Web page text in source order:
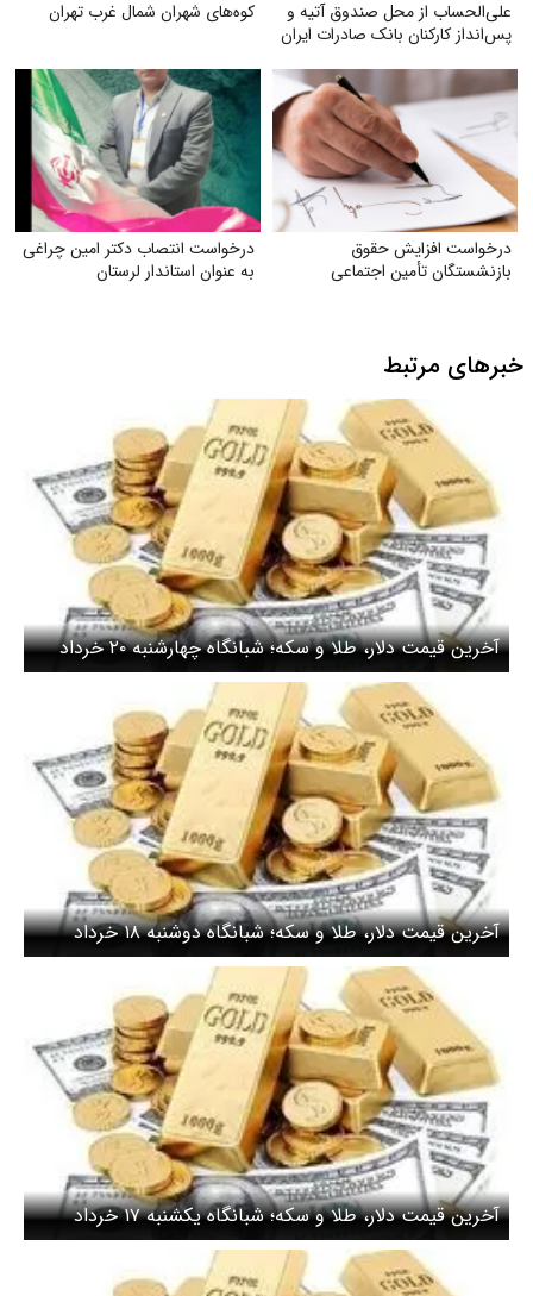
علی‌الحساب از محل صندوق آتیه و
پس‌انداز کارکنان بانک صادرات ایران
کوه‌های شهران شمال غرب تهران
درخواست افزایش حقوق
بازنشستگان تأمین اجتماعی
درخواست انتصاب دکتر امین چراغی
به عنوان استاندار لرستان
خبرهای مرتبط
آخرین قیمت دلار، طلا و سکه؛ شبانگاه چهارشنبه ۲۰ خرداد
۱۴۰۵/ قیمت دلار دوباره صعودی شد
آخرین قیمت دلار، طلا و سکه؛ شبانگاه دوشنبه ۱۸ خرداد
۱۴۰۵/ واکنش بازارها به تبادل آتش بین ایران و اسرائیل
آخرین قیمت دلار، طلا و سکه؛ شبانگاه یکشنبه ۱۷ خرداد
۱۴۰۵/ بهای دلار دوباره صعودی شد